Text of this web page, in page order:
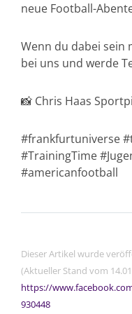
neue Football-
Wenn du dabei sein
bei uns und werde
📸 Chris Haas
#frankfurtuniverse
#TrainingTime
#americanfootball
Dieser Artikel wurde
(Aktueller Stand vom
https://
930448